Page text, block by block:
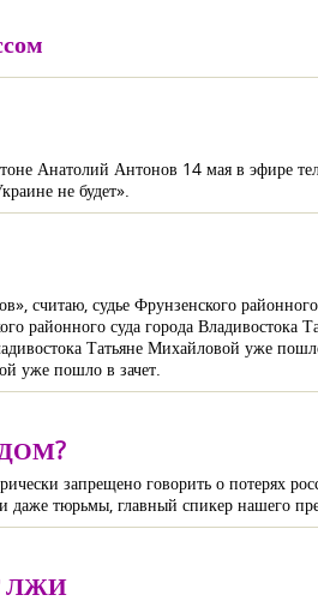
Анатолий Антонов 14 мая в эфире
не будет».
считаю, судье Фрунзенского
районного суда города
Татьяне Михайловой уже
уже пошло в зачет.
запрещено говорить о потерях
тюрьмы, главный спикер нашего
ЛЖИ